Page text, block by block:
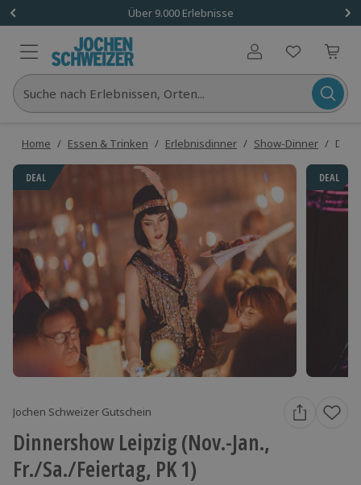
Über 9.000 Erlebnisse
Benutzerkonto
Suche nach Erlebnissen, Orten...
Home / Essen & Trinken / Erlebnisdinner / Show-Dinner /
DEAL DEAL
Jochen Schweizer Gutschein
Dinnershow Leipzig (Nov.-Jan.,
Fr./Sa./Feiertag, PK 1)